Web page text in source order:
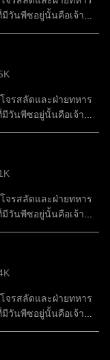
มีวันพีซอยู่นั้นคือเจ้า
จรสลัดและฝ่ายทหาร
มีวันพีซอยู่นั้นคือเจ้า
จรสลัดและฝ่ายทหาร
มีวันพีซอยู่นั้นคือเจ้า
จรสลัดและฝ่ายทหาร
มีวันพีซอยู่นั้นคือเจ้า